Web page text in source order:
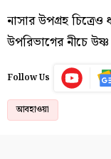
নাসার উপগ্রহ চিত্রেও
উপরিভাগের নীচে
Follow Us
আবহাওয়া